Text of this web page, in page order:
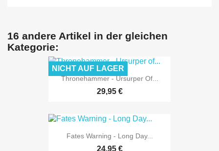
16 andere Artikel in der gleichen
Kategorie:
Thronehammer - Ursurper Of...
29,95 €
NICHT AUF LAGER
Fates Warning - Long Day...
24,95 €